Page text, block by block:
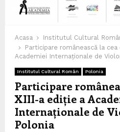
Acasa
Institutul Cultural
Participare românească la
Academiei Internaționale de
Institutul Cultural Român Polonia
Participare
XIII-a ediție a
Internaționale de
Polonia